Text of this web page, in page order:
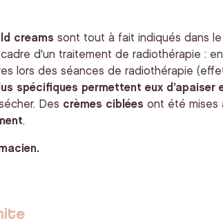
creams sont tout à fait indiqués dans
cadre d'un traitement de radiothérapie :
lors des séances de radiothérapie
spécifiques permettent eux d’apaiser
Des crèmes ciblées ont été mises
.